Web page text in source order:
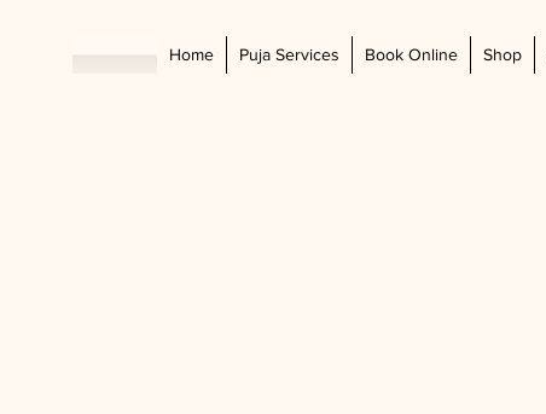
Home Puja Services Book Online Shop